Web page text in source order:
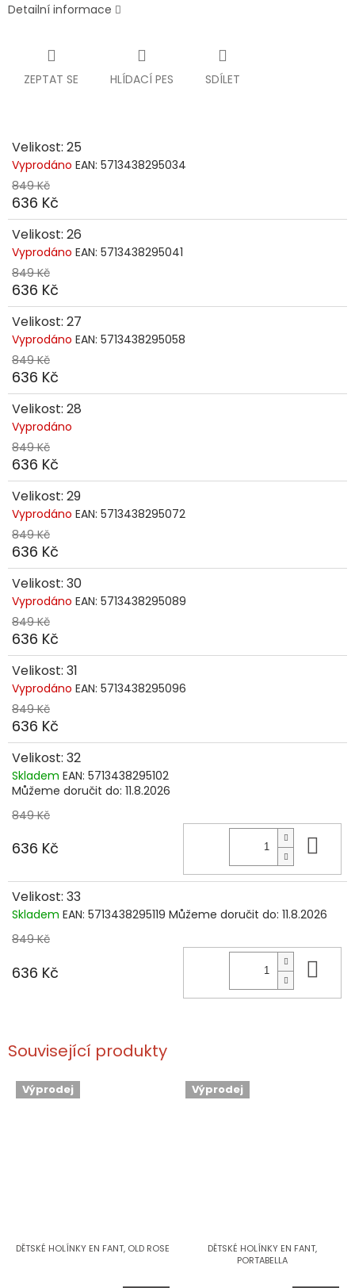
Detailní informace
ZEPTAT SE HLÍDACÍ PES SDÍLET
Velikost: 25
Vyprodáno EAN: 5713438295034
849 Kč
636 Kč
Velikost: 26
Vyprodáno EAN: 5713438295041
849 Kč
636 Kč
Velikost: 27
Vyprodáno EAN: 5713438295058
849 Kč
636 Kč
Velikost: 28
Vyprodáno
849 Kč
636 Kč
Velikost: 29
Vyprodáno EAN: 5713438295072
849 Kč
636 Kč
Velikost: 30
Vyprodáno EAN: 5713438295089
849 Kč
636 Kč
Velikost: 31
Vyprodáno EAN: 5713438295096
849 Kč
636 Kč
Velikost: 32
Skladem EAN: 5713438295102
Můžeme doručit do: 11.8.2026
849 Kč
636 Kč
Velikost: 33
Skladem EAN: 5713438295119 Můžeme doručit do: 11.8.2026
849 Kč
636 Kč
Související produkty
Výprodej
DĚTSKÉ HOLÍNKY EN FANT, OLD ROSE
Výprodej
DĚTSKÉ HOLÍNKY EN FANT,
PORTABELLA